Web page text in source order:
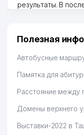
результаты. В
Hamida 03.08.2026
Полезная
Автобусные
Памятка для
Расстояние между
Домены верхнего
Выставки-2022 в